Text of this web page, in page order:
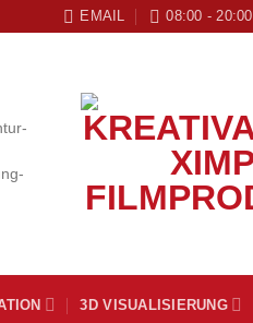
EMAIL 08:00 - 20:00
3D VISUALISIERUNG